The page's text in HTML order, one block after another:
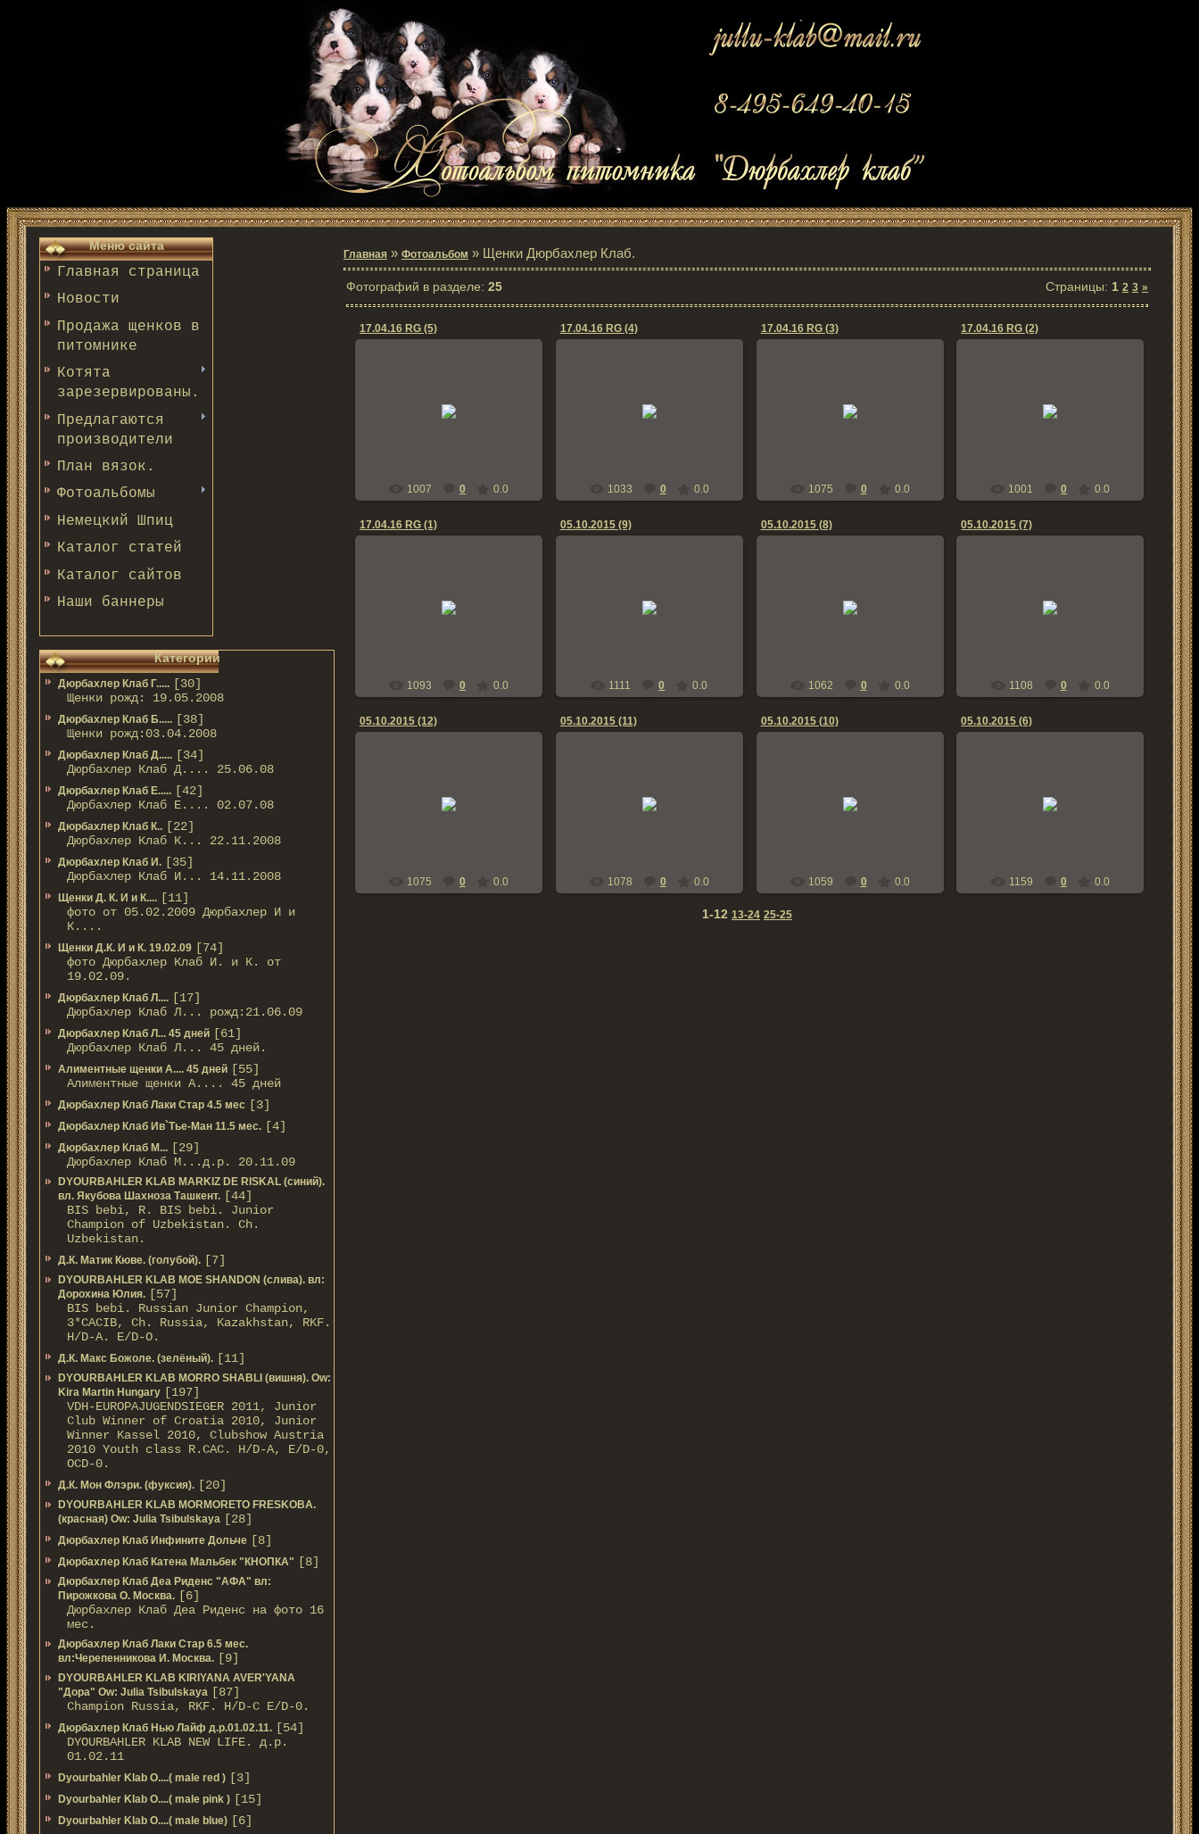
Меню сайта
Главная страница
Новости
Продажа щенков в
питомнике
Котята
зарезервированы.
Предлагаются
производители
План вязок.
Фотоальбомы
Немецкий Шпиц
Каталог статей
Каталог сайтов
Наши баннеры
Категории
Дюрбахлер Клаб Г..... [30]
Щенки рожд: 19.05.2008
Дюрбахлер Клаб Б..... [38]
Щенки рожд:03.04.2008
Дюрбахлер Клаб Д..... [34]
Дюрбахлер Клаб Д.... 25.06.08
Дюрбахлер Клаб Е..... [42]
Дюрбахлер Клаб Е.... 02.07.08
Дюрбахлер Клаб К.. [22]
Дюрбахлер Клаб К... 22.11.2008
Дюрбахлер Клаб И. [35]
Дюрбахлер Клаб И... 14.11.2008
Щенки Д. К. И и К.... [11]
фото от 05.02.2009 Дюрбахлер И и
К....
Щенки Д.К. И и К. 19.02.09 [74]
фото Дюрбахлер Клаб И. и К. от
19.02.09.
Дюрбахлер Клаб Л.... [17]
Дюрбахлер Клаб Л... рожд:21.06.09
Дюрбахлер Клаб Л... 45 дней [61]
Дюрбахлер Клаб Л... 45 дней.
Алиментные щенки А.... 45 дней [55]
Алиментные щенки А.... 45 дней
Дюрбахлер Клаб Лаки Стар 4.5 мес [3]
Дюрбахлер Клаб Ив`Тье-Ман 11.5 мес. [4]
Дюрбахлер Клаб М... [29]
Дюрбахлер Клаб М...д.р. 20.11.09
DYOURBAHLER KLAB MARKIZ DE RISKAL (синий).
вл. Якубова Шахноза Ташкент. [44]
BIS bebi, R. BIS bebi. Junior
Champion of Uzbekistan. Ch.
Uzbekistan.
Д.К. Матик Кюве. (голубой). [7]
DYOURBAHLER KLAB MOE SHANDON (слива). вл:
Дорохина Юлия. [57]
BIS bebi. Russian Junior Champion,
3*САСIB, Ch. Russia, Kazakhstan, RKF.
Н/D-A. E/D-O.
Д.К. Макс Божоле. (зелёный). [11]
DYOURBAHLER KLAB MORRO SHABLI (вишня). Ow:
Kira Martin Hungary [197]
VDH-EUROPAJUGENDSIEGER 2011, Junior
Club Winner of Croatia 2010, Junior
Winner Kassel 2010, Clubshow Austria
2010 Youth class R.CAC. Н/D-A, E/D-0,
OCD-0.
Д.К. Мон Флэри. (фуксия). [20]
DYOURBAHLER KLAB MORMORETO FRESKOBA.
(красная) Ow: Julia Tsibulskaya [28]
Дюрбахлер Клаб Инфините Дольче [8]
Дюрбахлер Клаб Катена Мальбек "КНОПКА" [8]
Дюрбахлер Клаб Деа Риденс "АФА" вл:
Пирожкова О. Москва. [6]
Дюрбахлер Клаб Деа Риденс на фото 16
мес.
Дюрбахлер Клаб Лаки Стар 6.5 мес.
вл:Черепенникова И. Москва. [9]
DYOURBAHLER KLAB KIRIYANA AVER'YANA
"Дора" Ow: Julia Tsibulskaya [87]
Champion Russia, RKF. H/D-С E/D-0.
Дюрбахлер Клаб Нью Лайф д.р.01.02.11. [54]
DYOURBAHLER KLAB NEW LIFE. д.р.
01.02.11
Dyourbahler Klab O....( male red ) [3]
Dyourbahler Klab O....( male pink ) [15]
Dyourbahler Klab O....( male blue) [6]
Главная » Фотоальбом » Щенки Дюрбахлер Клаб.
Фотографий в разделе: 25 Страницы: 1 2 3 »
17.04.16 RG (5)
1007 0 0.0
17.04.16 RG (4)
1033 0 0.0
17.04.16 RG (3)
1075 0 0.0
17.04.16 RG (2)
1001 0 0.0
17.04.16 RG (1)
1093 0 0.0
05.10.2015 (9)
1111 0 0.0
05.10.2015 (8)
1062 0 0.0
05.10.2015 (7)
1108 0 0.0
05.10.2015 (12)
1075 0 0.0
05.10.2015 (11)
1078 0 0.0
05.10.2015 (10)
1059 0 0.0
05.10.2015 (6)
1159 0 0.0
1-12 13-24 25-25